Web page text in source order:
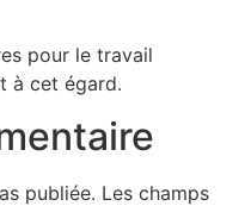
pour le travail
à cet égard.
publiée. Les champs